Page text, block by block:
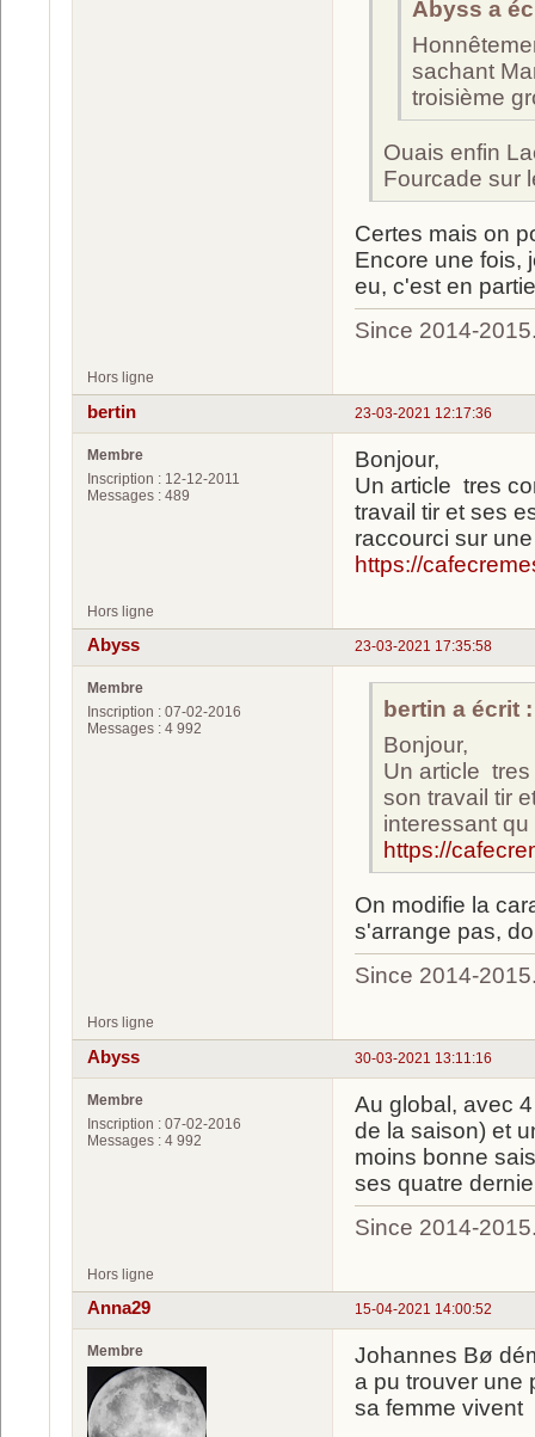
Abyss a
sachant
troisième
Ouais enfin
Fourcade sur
Certes mais on
Encore une fois,
eu, c'est en
Since 2014-
Hors ligne
23-03-2021 12:17:36
bertin
Membre
Inscription : 12-12-2011
Messages : 489
Bonjour,
Un article tres
travail tir et ses
raccourci sur
https://
Hors ligne
23-03-2021 17:35:58
Abyss
Membre
Inscription : 07-02-2016
Messages : 4 992
bertin a écrit :
Bonjour,
Un article
son travail tir
interessant
https://
On modifie la
s'arrange pas,
Since 2014-
Hors ligne
30-03-2021 13:11:16
Abyss
Membre
Inscription : 07-02-2016
Messages : 4 992
Au global, avec
de la saison) et
moins bonne
ses quatre
Since 2014-
Hors ligne
15-04-2021 14:00:52
Anna29
Membre
Johannes Bø
a pu trouver une
sa femme vivent